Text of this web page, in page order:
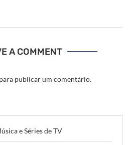
A COMMENT
para publicar um comentário.
e Séries de TV